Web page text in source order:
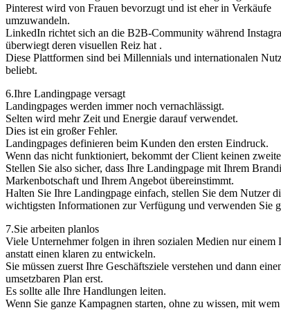
Pinterest wird von Frauen bevorzugt und ist eher in Verkäufe
umzuwandeln.
LinkedIn richtet sich an die B2B-Community während
überwiegt deren visuellen Reiz hat .
Diese Plattformen sind bei Millennials und internationalen
beliebt.
6.Ihre Landingpage versagt
Landingpages werden immer noch vernachlässigt.
Selten wird mehr Zeit und Energie darauf verwendet.
Dies ist ein großer Fehler.
Landingpages definieren beim Kunden den ersten Eindruck.
Wenn das nicht funktioniert, bekommt der Client keinen
Stellen Sie also sicher, dass Ihre Landingpage mit Ihrem
Markenbotschaft und Ihrem Angebot übereinstimmt.
Halten Sie Ihre Landingpage einfach, stellen Sie dem Nutzer
wichtigsten Informationen zur Verfügung und verwenden Sie
7.Sie arbeiten planlos
Viele Unternehmer folgen in ihren sozialen Medien nur einem
anstatt einen klaren zu entwickeln.
Sie müssen zuerst Ihre Geschäftsziele verstehen und dann
umsetzbaren Plan erst.
Es sollte alle Ihre Handlungen leiten.
Wenn Sie ganze Kampagnen starten, ohne zu wissen, mit wem